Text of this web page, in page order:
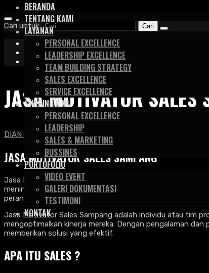
BERANDA
TENTANG KAMI
LAYANAN
PERSONAL EXCELLENCE
LEADERSHIP EXCELLENCE
TEAM BUILDING STRATEGY
SALES EXCELLENCE
SERVICE EXCELLENCE
SHARING ILMU
PERSONAL EXCELLENCE
LEADERSHIP
SALES & MARKETING
BUSSINES
PORTOFOLIO
VIDEO EVENT
GALERI DOKUMENTASI
TESTIMONI
KONTAK
Cari untuk:
+62812-4975-8328
Admin@diansaputrasci.com
JASA MOTIVATOR
DIAN SAPUTRA & ASSOCIATE >
JASA MOTIVATOR SALES SAMPANG
Jasa Motivator Sales Sampang – Di era persaingan
meningkatkan kinerja tim penjualan tidak selalu mudah.
peran jasa motivator sales menjadi sangat penting.
Jasa Motivator Sales Sampang adalah individu atau tim
mengoptimalkan kinerja mereka. Dengan pengalaman
memberikan solusi yang efektif.
APA ITU SALES ?